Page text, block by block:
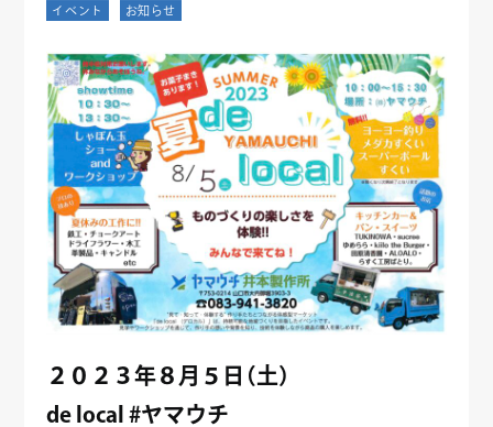
イベント お知らせ
２０２３年８月５日（土）
de local #ヤマウチ